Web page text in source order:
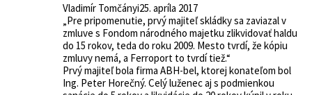
Vladimír Tomčányi25. apríla 2017
„Pre pripomenutie, prvý majiteľ skládky sa zaviazal v
zmluve s Fondom národného majetku zlikvidovať haldu
do 15 rokov, teda do roku 2009. Mesto tvrdí, že kópiu
zmluvy nemá, a Ferroport to tvrdí tiež.“
Prvý majiteľ bola firma ABH-bel, ktorej konateľom bol
Ing. Peter Horečný. Celý luženec aj s podmienkou